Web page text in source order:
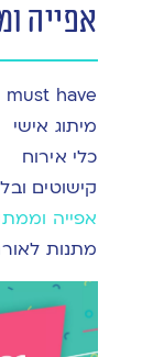
אפייה
must have
מיתוג אישי
כלי אירוח
קישוטים
אפייה
מתנות